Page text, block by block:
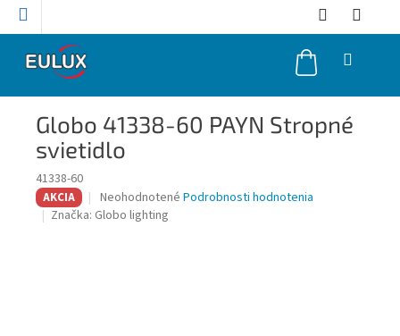
Prejsť
NÁKUPNÝ
KOŠÍK
Globo 41338-60 PAYN Stropné
svietidlo
41338-60
AKCIA
Priemerné
hodnotenie
Neohodnotené Podrobnosti hodnotenia
Značka: Globo lighting